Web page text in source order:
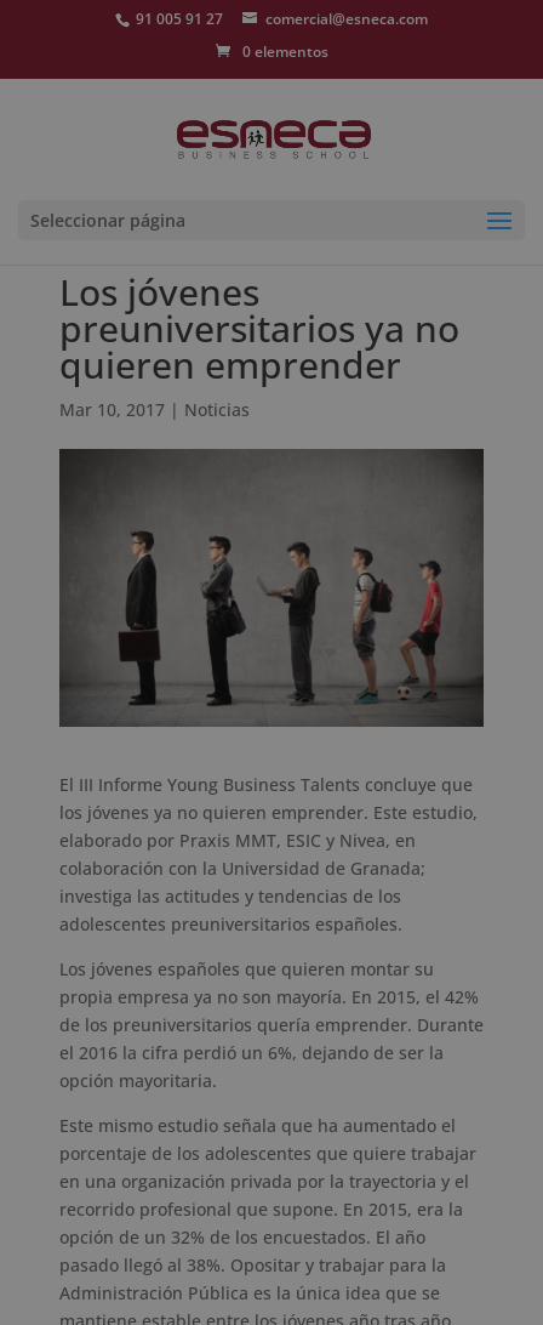
91 005 91 27
comercial@esneca.com
0 elementos
Seleccionar página
Los jóvenes
preuniversitarios ya no
quieren emprender
Mar 10, 2017| Noticias
El III Informe Young Business Talents concluye que
los jóvenes ya no quieren emprender. Este estudio,
elaborado por Praxis MMT, ESIC y Nivea, en
colaboración con la Universidad de Granada;
investiga las actitudes y tendencias de los
adolescentes preuniversitarios españoles.
Los jóvenes españoles que quieren montar su
propia empresa ya no son mayoría. En 2015, el 42%
de los preuniversitarios quería emprender. Durante
el 2016 la cifra perdió un 6%, dejando de ser la
opción mayoritaria.
Este mismo estudio señala que ha aumentado el
porcentaje de los adolescentes que quiere trabajar
en una organización privada por la trayectoria y el
recorrido profesional que supone. En 2015, era la
opción de un 32% de los encuestados. El año
pasado llegó al 38%. Opositar y trabajar para la
Administración Pública es la única idea que se